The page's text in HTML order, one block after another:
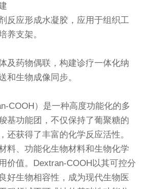
反应形成水凝胶，应用于组织工
养支架。
及药物偶联，构建诊疗一体化纳
和生物成像同步。
COOH）是一种高度功能化的多
基功能团，不仅保持了葡聚糖的
还获得了丰富的化学反应活性。
料、功能化生物材料和生物化学
价值。Dextran-COOH以其可控分
好生物相容性，成为现代生物医